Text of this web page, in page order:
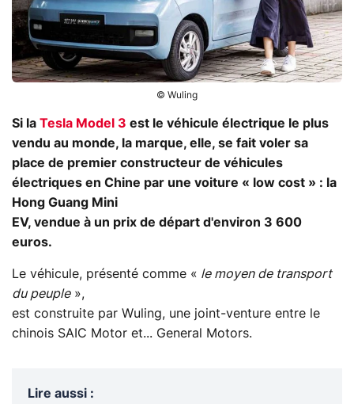
© Wuling
Si la Tesla Model 3 est le véhicule électrique le plus
vendu au monde, la marque, elle, se fait voler sa
place de premier constructeur de véhicules
électriques en Chine par une voiture « low cost » : la
Hong Guang Mini
EV, vendue à un prix de départ d'environ 3 600
euros.
Le véhicule, présenté comme « le moyen de transport
du peuple»,
est construite par Wuling, une joint-venture entre le
chinois SAIC Motor et... General Motors.
Lire aussi :